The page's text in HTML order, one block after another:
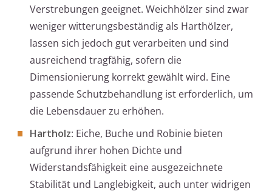
Verstrebungen geeignet. Weichhölzer sind zwar
weniger witterungsbeständig als Harthölzer,
lassen sich jedoch gut verarbeiten und sind
ausreichend tragfähig, sofern die
Dimensionierung korrekt gewählt wird. Eine
passende Schutzbehandlung ist erforderlich, um
die Lebensdauer zu erhöhen.
Hartholz: Eiche, Buche und Robinie bieten
aufgrund ihrer hohen Dichte und
Widerstandsfähigkeit eine ausgezeichnete
Stabilität und Langlebigkeit, auch unter widrigen